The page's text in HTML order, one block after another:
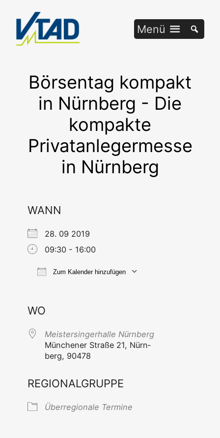
springen
Menü
Börsentag kompakt
in Nürnberg - Die
kompakte
Privatanlegermesse
in Nürnberg
WANN
28. 09 2019
09:30 - 16:00
Zum Kalender hinzufügen
WO
Meis­ter­sin­ger­hal­le Nürnberg
Mün­che­ner Stra­ße 21, Nürn­
berg, 90478
REGIONALGRUPPE
Über­re­gio­na­le Termine